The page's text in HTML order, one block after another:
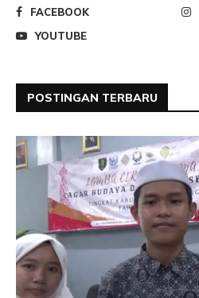
FACEBOOK
YOUTUBE
POSTINGAN TERBARU